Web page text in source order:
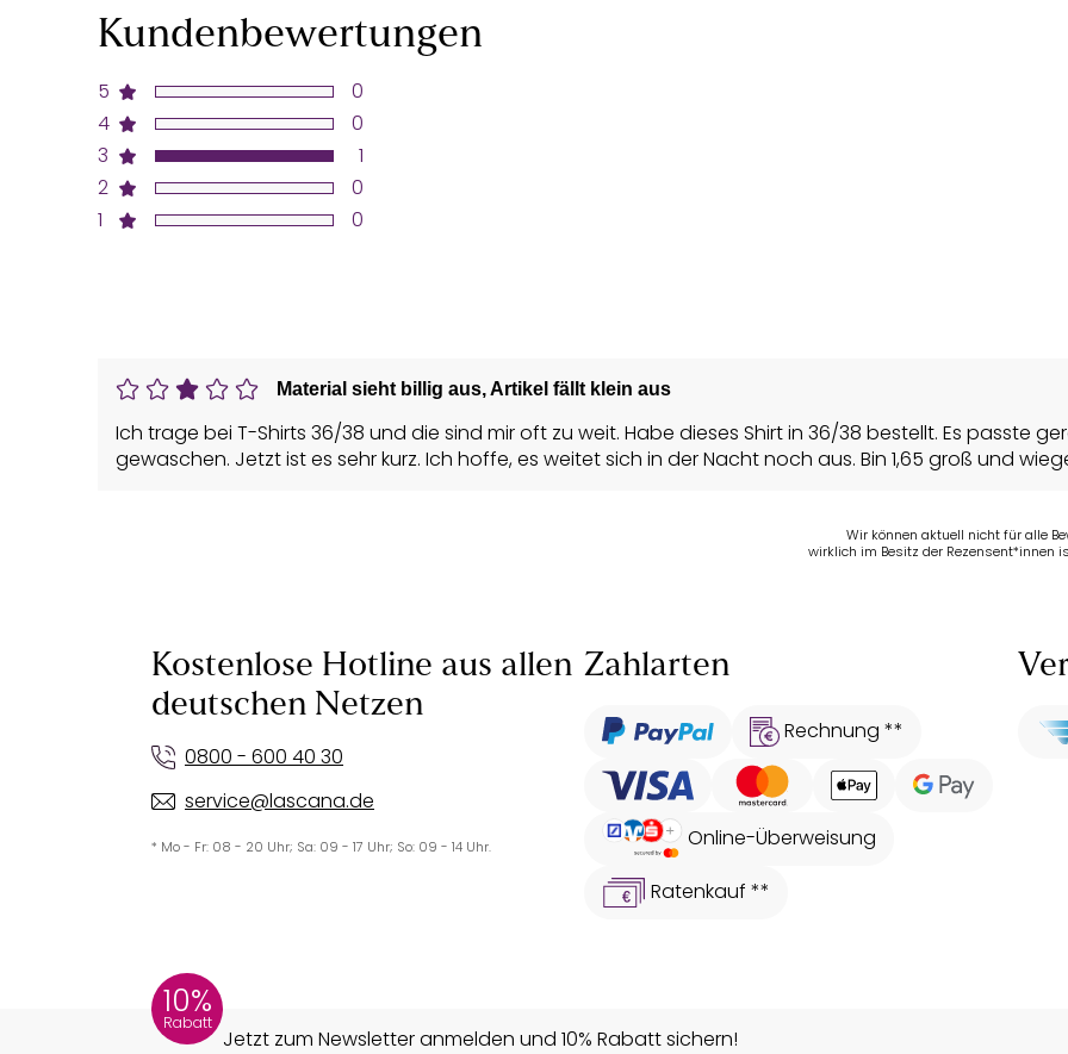
Kundenbewertungen
5
4
3
2
1
0
0
1
0
0
Material sieht billig aus, Artikel fällt klein aus
Ich trage bei T-Shirts 36/38 und die sind mir oft zu weit. Habe dieses Shirt in 36/38 bestellt. Es passte
gewaschen. Jetzt ist es sehr kurz. Ich hoffe, es weitet sich in der Nacht noch aus. Bin 1,65 groß und
Wir können aktuell nicht für alle
wirklich im Besitz der Rezensent*innen
Kostenlose Hotline aus allen
deutschen Netzen
0800 - 600 40 30
service@lascana.de
* Mo - Fr: 08 - 20 Uhr; Sa: 09 - 17 Uhr; So: 09 - 14 Uhr.
Zahlarten
Rechnung **
Online-Überweisung
Ratenkauf **
10%
Rabatt
Jetzt zum Newsletter anmelden und 10% Rabatt sichern!